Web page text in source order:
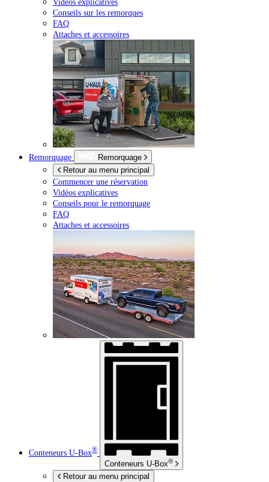
Conseils sur les remorques
FAQ
Attaches et accessoires
Remorquage
Remorquage
Retour au menu principal
Commencer une réservation
Vidéos explicatives
Conseils pour le remorquage
FAQ
Attaches et accessoires
Conteneurs U-Box®
Conteneurs U-Box®
Retour au menu principal